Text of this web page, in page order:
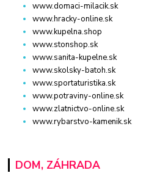
www.domaci-milacik.sk
www.hracky-online.sk
www.kupelna.shop
www.stonshop.sk
www.sanita-kupelne.sk
www.skolsky-batoh.sk
www.sportaturistika.sk
www.potraviny-online.sk
www.zlatnictvo-online.sk
www.rybarstvo-kamenik.sk
DOM, ZÁHRADA